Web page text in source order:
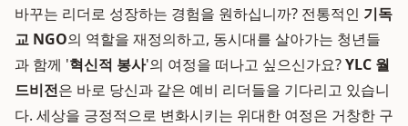
바꾸는 리더로 성장하는 경험을 원하십니까? 전통적인 기독
교 NGO의 역할을 재정의하고, 동시대를 살아가는 청년들
과 함께 '혁신적 봉사'의 여정을 떠나고 싶으신가요?YLC 월
드비전은 바로 당신과 같은 예비 리더들을 기다리고 있습니
다. 세상을 긍정적으로 변화시키는 위대한 여정은 거창한 구